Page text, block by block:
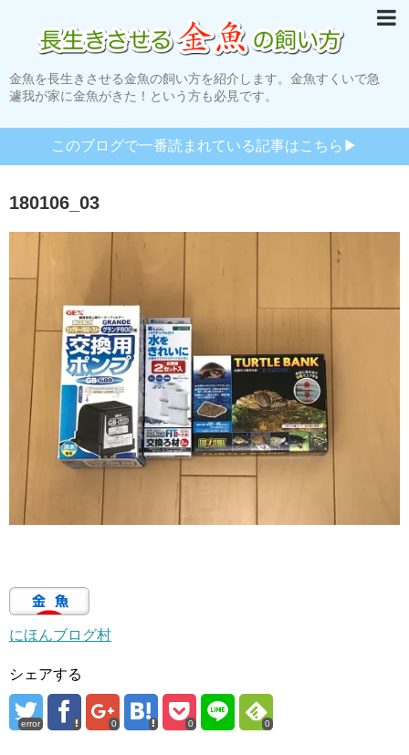
金魚を長生きさせる金魚の飼い方を紹介します。金魚すくいで急
遽我が家に金魚がきた！という方も必見です。
このブログで一番読まれている記事はこちら▶︎
180106_03
にほんブログ村
シェアする
error 0 0 0